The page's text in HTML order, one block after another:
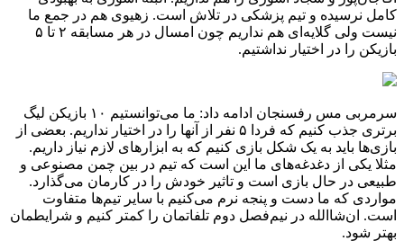
کامل نرسیده و تیم پزشکی در تلاش است. زهیوی هم در جمع ما
نیست ولی گلایه‌ای هم نداریم چون امسال در هر مسابقه ۲ تا ۵
بازیکن را در اختیار نداشتیم.
سرمربی مس رفسنجان ادامه داد: ما می‌توانستیم ۱۰ بازیکن لیگ
برتری جذب کنیم که فردا ۵ نفر از آنها را در اختیار نداریم. بعضی از
بازی‌ها باید به یک شکل بازی کنیم که به ابزارهای لازم نیاز داریم.
مثلا یکی از دغدغه‌های ما این است که تیم در بین چمن مصنوعی و
طبیعی در حال بازی است و تاثیر خودش را در کارمان می‌گذارد.
مواردی که ما دست و پنجه نرم می‌کنیم با سایر تیم‌ها متفاوت
است. ان‌شاالله در نیم‌فصل دوم تلفاتمان را کمتر کنیم و شرایطمان
بهتر شود.